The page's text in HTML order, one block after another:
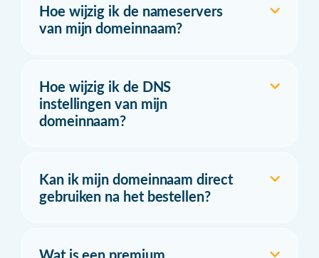
Hoe wijzig ik de nameservers
van mijn domeinnaam?
Hoe wijzig ik de DNS
instellingen van mijn
domeinnaam?
Kan ik mijn domeinnaam direct
gebruiken na het bestellen?